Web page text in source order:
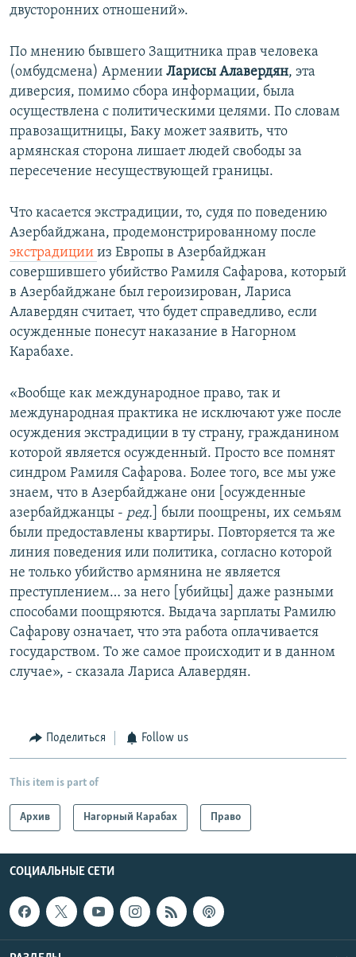
двусторонних отношений».
По мнению бывшего Защитника прав человека
(омбудсмена) Армении Ларисы Алавердян, эта
диверсия, помимо сбора информации, была
осуществлена с политическими целями. По словам
правозащитницы, Баку может заявить, что
армянская сторона лишает людей свободы за
пересечение несуществующей границы.
Что касается экстрадиции, то, судя по поведению
Азербайджана, продемонстрированному после
экстрадиции из Европы в Азербайджан
совершившего убийство Рамиля Сафарова, который
в Азербайджане был героизирован, Лариса
Алавердян считает, что будет справедливо, если
осужденные понесут наказание в Нагорном
Карабахе.
«Вообще как международное право, так и
международная практика не исключают уже после
осуждения экстрадиции в ту страну, гражданином
которой является осужденный. Просто все помнят
синдром Рамиля Сафарова. Более того, все мы уже
знаем, что в Азербайджане они [осужденные
азербайджанцы - ред. ] были поощрены, их семьям
были предоставлены квартиры. Повторяется та же
линия поведения или политика, согласно которой
не только убийство армянина не является
преступлением… за него [убийцы] даже разными
способами поощряются. Выдача зарплаты Рамилю
Сафарову означает, что эта работа оплачивается
государством. То же самое происходит и в данном
случае», - сказала Лариса Алавердян.
Поделиться Follow us
This item is part of
Архив Нагорный Карабах Право
СОЦИАЛЬНЫЕ СЕТИ